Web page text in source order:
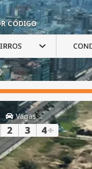
CÓDIGO
Vagas
2 3 4+